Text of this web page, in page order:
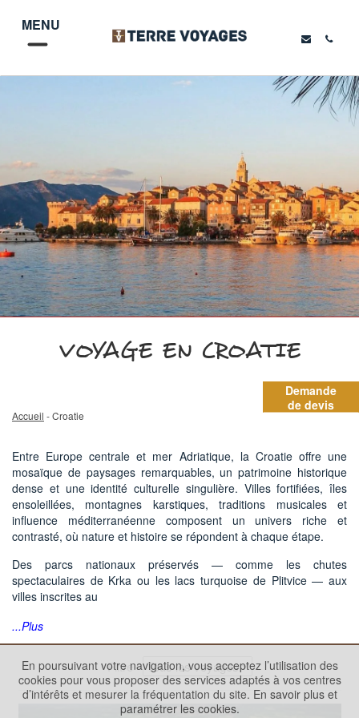
MENU
VOYAGE EN CROATIE
Accueil - Croatie
Entre Europe centrale et mer Adriatique, la Croatie offre une
mosaïque de paysages remarquables, un patrimoine historique
dense et une identité culturelle singulière. Villes fortifiées, îles
ensoleillées, montagnes karstiques, traditions musicales et
influence méditerranéenne composent un univers riche et
contrasté, où nature et histoire se répondent à chaque étape.
Des parcs nationaux préservés — comme les chutes
spectaculaires de Krka ou les lacs turquoise de Plitvice — aux
villes inscrites au
...Plus
Filtre
Demande
de devis
En poursuivant votre navigation, vous acceptez l’utilisation des
cookies pour vous proposer des services adaptés à vos centres
d’intérêts et mesurer la fréquentation du site. En savoir plus et
paramétrer les cookies.